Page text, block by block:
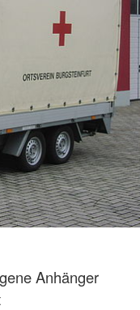
Anhänger